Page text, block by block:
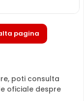
pagina
poti consulta
oficiale despre